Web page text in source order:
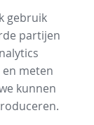
gebruik
partijen
meten
kunnen